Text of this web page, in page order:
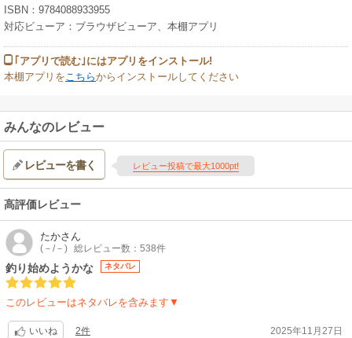
ISBN：9784088933955
対応ビューア：ブラウザビューア、本棚アプリ
｢アプリで読む｣にはアプリをインストール!
本棚アプリを こちらからインストールしてください
みんなのレビュー
レビューを書く レビュー投稿で最大1000pt!
高評価レビュー
たかさん
(－/－) 総レビュー数：538件
釣り始めようかな ネタバレ
このレビューはネタバレを含みます▼
いいね 2件 2025年11月27日